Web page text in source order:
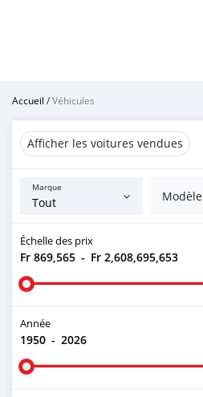
Accueil /Véhicules
Afficher les voitures vendues
Marque
Modèle
Échelle des prix
Fr 869,565 - Fr 2,608,695,653
Année
1950 - 2026